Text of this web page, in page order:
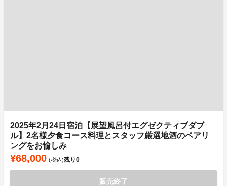
2025年2月24日宿泊【展望風呂付エグゼクティブダブ
ル】2名様夕食コース料理とスタッフ厳選地酒のペアリ
ングをお愉しみ
¥68,000 (税込)残り0
販売終了